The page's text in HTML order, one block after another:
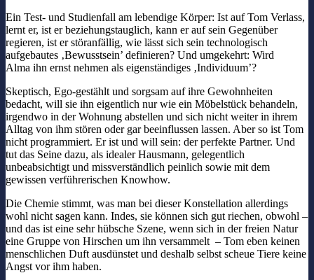
Ein Test- und Studienfall am lebendige Körper: Ist auf Tom Verlass,
lernt er, ist er beziehungstauglich, kann er auf sein Gegenüber
regieren, ist er störanfällig, wie lässt sich sein technologisch
aufgebautes ‚Bewusstsein’ definieren? Und umgekehrt: Wird
Alma ihn ernst nehmen als eigenständiges ‚Individuum’?
Skeptisch, Ego-gestählt und sorgsam auf ihre Gewohnheiten
bedacht, will sie ihn eigentlich nur wie ein Möbelstück behandeln,
irgendwo in der Wohnung abstellen und sich nicht weiter in ihrem
Alltag von ihm stören oder gar beeinflussen lassen. Aber so ist Tom
nicht programmiert. Er ist und will sein: der perfekte Partner. Und
tut das Seine dazu, als idealer Hausmann, gelegentlich
unbeabsichtigt und missverständlich peinlich sowie mit dem
gewissen verführerischen Knowhow.
Die Chemie stimmt, was man bei dieser Konstellation allerdings
wohl nicht sagen kann. Indes, sie können sich gut riechen, obwohl –
und das ist eine sehr hübsche Szene, wenn sich in der freien Natur
eine Gruppe von Hirschen um ihn versammelt – Tom eben keinen
menschlichen Duft ausdünstet und deshalb selbst scheue Tiere keine
Angst vor ihm haben.